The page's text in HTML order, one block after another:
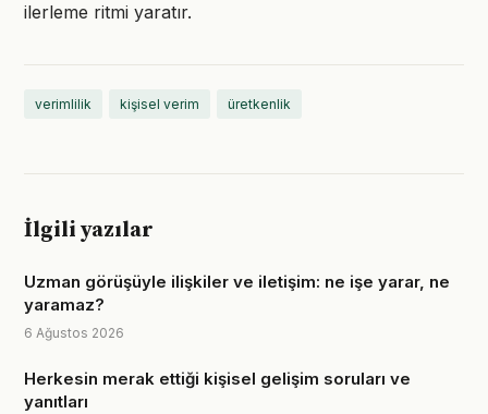
ilerleme ritmi yaratır.
verimlilik kişisel verim üretkenlik
İlgili yazılar
Uzman görüşüyle ilişkiler ve iletişim: ne işe yarar, ne
yaramaz?
6 Ağustos 2026
Herkesin merak ettiği kişisel gelişim soruları ve
yanıtları